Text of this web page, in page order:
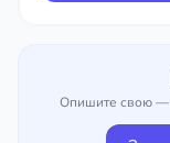
Опишите свою —